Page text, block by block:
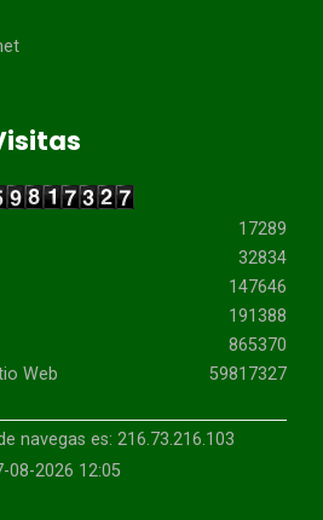
Web
17289
32834
147646
191388
865370
59817327
navegas es: 216.73.216.103
08-2026 12:05